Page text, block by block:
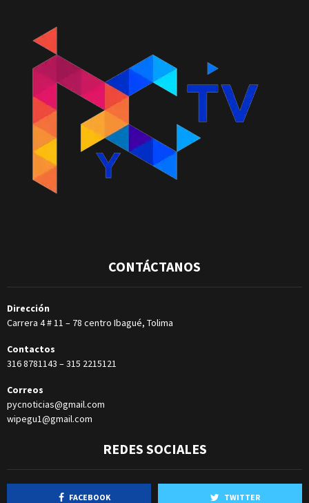
CONTÁCTANOS
Dirección
Carrera 4 # 11 – 78 centro Ibagué, Tolima
Contactos
316 8781143 –315 2215121
Correos
pycnoticias@gmail.com
wipegu1@gmail.com
REDES SOCIALES
FACEBOOK TWITTER